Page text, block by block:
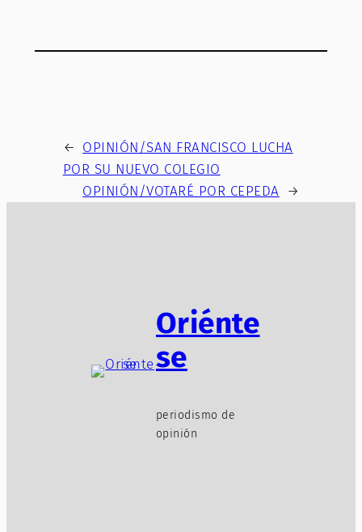
← OPINIÓN/SAN FRANCISCO LUCHA
POR SU NUEVO COLEGIO
OPINIÓN/VOTARÉ POR CEPEDA →
Oriénte
se
periodismo de
opinión